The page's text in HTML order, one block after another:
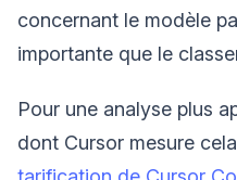
concernant le modèle
importante que le
Pour une analyse plus
dont Cursor mesure